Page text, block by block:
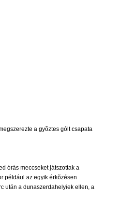
a gyõztes gólt csapata
órás meccseket játszottak a
például az egyik érkõzésen
után a dunaszerdahelyiek ellen, a